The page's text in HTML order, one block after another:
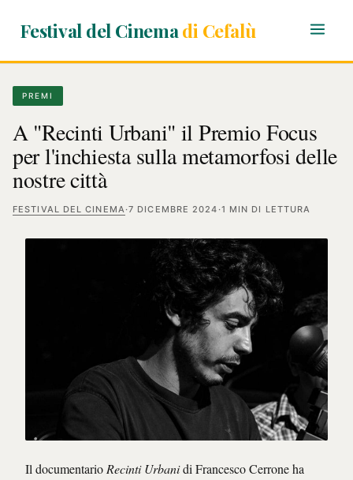
Festival del Cinemadi Cefalù
PREMI
A "Recinti Urbani" il Premio Focus
per l'inchiesta sulla metamorfosi delle
nostre città
FESTIVAL DEL CINEMA·7 DICEMBRE 2024 ·1 MIN DI LETTURA
Il documentario Recinti Urbanidi Francesco Cerrone ha